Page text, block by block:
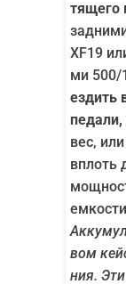
тя­ще­го
XF19
ми 500/​
ездить
педа­ли,
вес,
вплоть
вом
ния.